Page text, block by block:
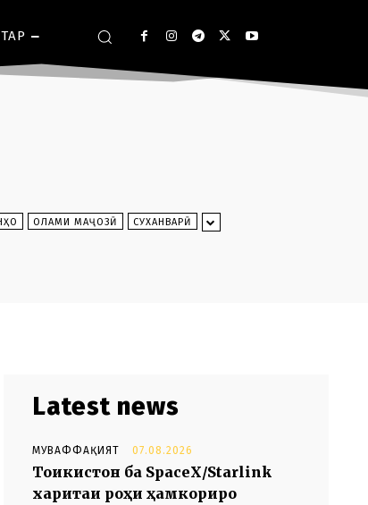
ОЛАМИ МАҶОЗӢ СУХАНВАРӢ
Latest news
МУВАФФАҚИЯТ 07.08.2026
Тоҷикистон ба SpaceX/Starlink
харитаи роҳи ҳамкориро